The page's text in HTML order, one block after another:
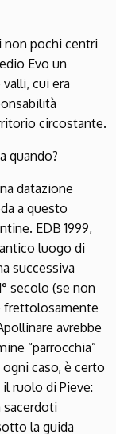
non pochi centri
Evo un
cui era
circostante.
quando?
datazione
a questo
EDB 1999,
luogo di
successiva
secolo (se non
frettolosamente
avrebbe
“parrocchia”
ogni caso, è certo
ruolo di Pieve:
sacerdoti
la guida